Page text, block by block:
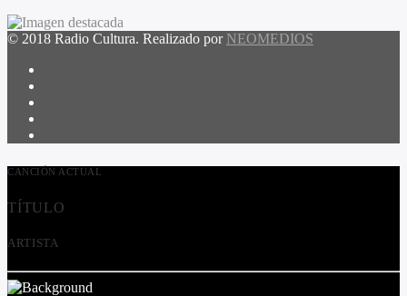
© 2018 Radio Cultura. Realizado por NEOMEDIOS
CANCIÓN ACTUAL
TÍTULO
ARTISTA